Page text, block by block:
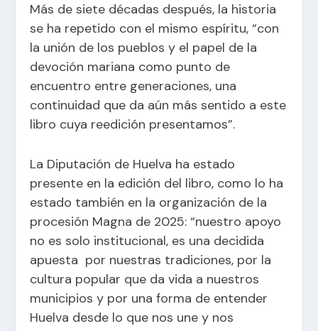
Más de siete décadas después, la historia
se ha repetido con el mismo espíritu, “con
la unión de los pueblos y el papel de la
devoción mariana como punto de
encuentro entre generaciones, una
continuidad que da aún más sentido a este
libro cuya reedición presentamos”.
La Diputación de Huelva ha estado
presente en la edición del libro, como lo ha
estado también en la organización de la
procesión Magna de 2025: “nuestro apoyo
no es solo institucional, es una decidida
apuesta por nuestras tradiciones, por la
cultura popular que da vida a nuestros
municipios y por una forma de entender
Huelva desde lo que nos une y nos